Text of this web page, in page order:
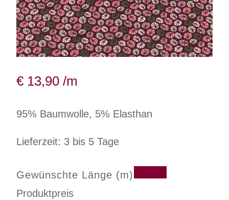
€ 13,90 /m
95% Baumwolle, 5% Elasthan
Lieferzeit: 3 bis 5 Tage
Gewünschte Länge (m)
Produktpreis